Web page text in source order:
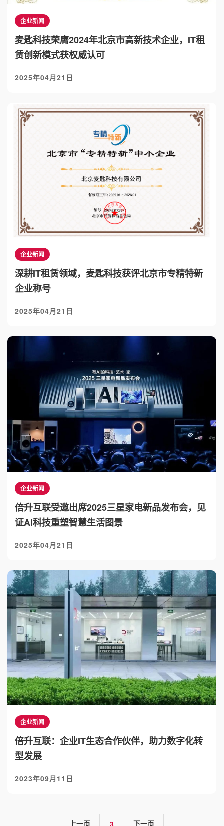
企业新闻
麦匙科技荣膺2024年北京市高新技术企业，IT租
赁创新模式获权威认可
2025年04月21日
企业新闻
深耕IT租赁领域，麦匙科技获评北京市专精特新
企业称号
2025年04月21日
企业新闻
倍升互联受邀出席2025三星家电新品发布会，见
证AI科技重塑智慧生活图景
2025年04月21日
企业新闻
倍升互联：企业IT生态合作伙伴，助力数字化转
型发展
2023年09月11日
上一页 3 下一页